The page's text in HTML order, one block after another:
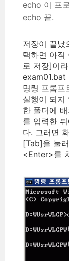
echo 이 프
echo 끝.
저장이 끝
택하면 아직
로 저장]이
exam01.bat
명령 프롬프
실행이 되지
한 폴더에
를 입력한
다. 그러면
[Tab]을 눌
<Enter>를